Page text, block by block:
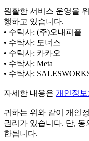
원활한 서비스 운영을
행하고 있습니다.
• 수탁사: (주)오내피플
• 수탁사: 도너스
• 수탁사: 카카오
• 수탁사: Meta
• 수탁사:
자세한 내용은 개인정
귀하는 위와 같이 개인
권리가 있습니다. 단, 동
한됩니다.